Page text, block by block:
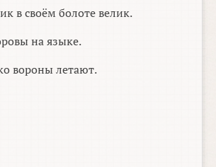
в своём болоте велик.
на языке.
вороны летают.